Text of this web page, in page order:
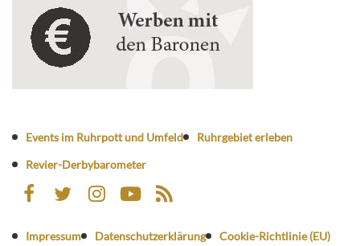
Events im Ruhrpott und Umfeld
Ruhrgebiet erleben
Revier-Derbybarometer
Impressum Datenschutzerklärung Cookie-Richtlinie (EU)